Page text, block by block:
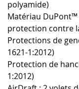
polyamide)
Matériau
protection contre
Protections de
1621-1:2012)
Protection de
1:2012)